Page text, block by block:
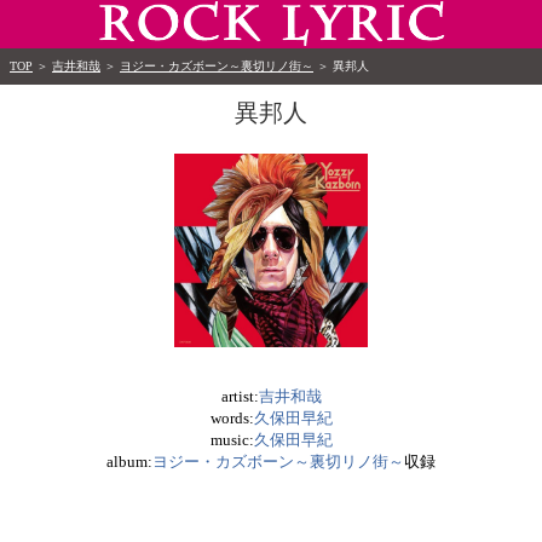
TOP ＞ 吉井和哉 ＞ ヨジー・カズボーン～裏切リノ街～ ＞ 異邦人
異邦人
artist:吉井和哉
words:久保田早紀
music:久保田早紀
album: ヨジー・カズボーン～裏切リノ街～ 収録